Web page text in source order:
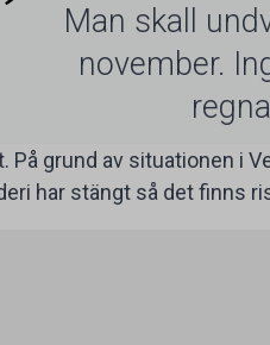
Man skall
november.
På grund av situationen i
har stängt så det finns